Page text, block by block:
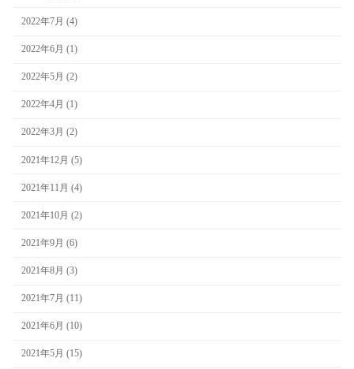
2022年7月 (4)
2022年6月 (1)
2022年5月 (2)
2022年4月 (1)
2022年3月 (2)
2021年12月 (5)
2021年11月 (4)
2021年10月 (2)
2021年9月 (6)
2021年8月 (3)
2021年7月 (11)
2021年6月 (10)
2021年5月 (15)